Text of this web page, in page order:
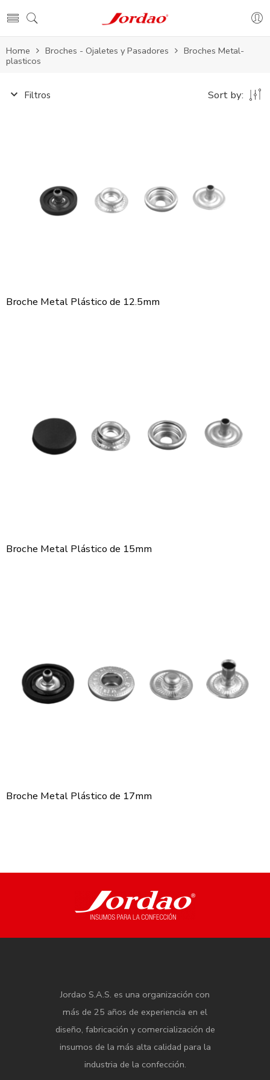
Home Broches - Ojaletes y Pasadores
Broches Metal-
plasticos
Filtros Sort by:
Broche Metal Plástico de 12.5mm
Broche Metal Plástico de 15mm
Broche Metal Plástico de 17mm
Jordao S.A.S. es una organización con
más de 25 años de experiencia en el
diseño, fabricación y comercialización de
insumos de la más alta calidad para la
industria de la confección.